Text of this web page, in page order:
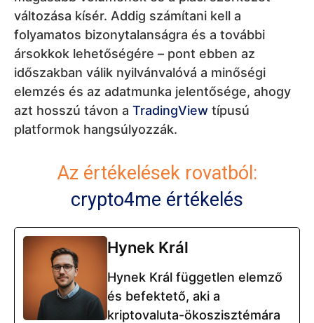
változása kísér. Addig számítani kell a
folyamatos bizonytalanságra és a további
ársokkok lehetőségére – pont ebben az
időszakban válik nyilvánvalóvá a minőségi
elemzés és az adatmunka jelentősége, ahogy
azt hosszú távon a TradingView típusú
platformok hangsúlyozzák.
Az értékelések rovatból:
crypto4me értékelés
Hynek Král
Hynek Král független elemző
és befektető, aki a
kriptovaluta-ökoszisztémára